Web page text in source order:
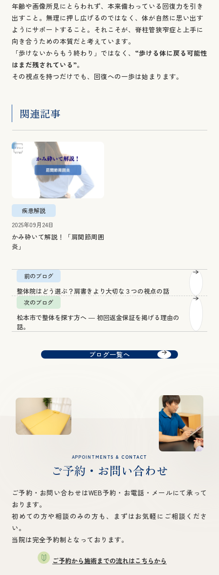
年齢や画像所見にとらわれず、本来備わっている回復力を引き
出すこと。無理に押し広げるのではなく、体が自然に思い出す
ようにサポートすること。それこそが、脊柱管狭窄症と上手に
向き合うための本質だと考えています。
「歩けないからもう終わり」ではなく、 “歩ける体に戻る可能性
はまだ残されている”。
その視点を持つだけでも、回復への一歩は始まります。
関連記事
疾患解説
2025年09月24日
かみ砕いて解説！「肩関節周囲
炎」
前のブログ
整体院はどう選ぶ？肩書きより大切な３つの視点の話
次のブログ
松本市で整体を探す方へ ― 初回返金保証を掲げる理由の
話。
ブログ一覧へ
APPOINTMENTS & CONTACT
ご予約・お問い合わせ
ご予約・お問い合わせはWEB予約・お電話・メールにて承って
おります。
初めての方や相談のみの方も、まずはお気軽にご相談くださ
い。
当院は完全予約制となっております。
ご予約から施術までの流れはこちらから